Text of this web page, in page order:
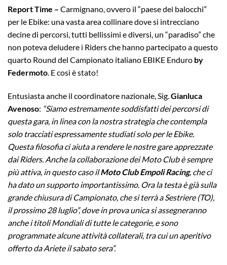
ReportTime – Carmignano, ovvero il “paese dei balocchi”
per le Ebike: una vasta area collinare dove si intrecciano
decine di percorsi, tutti bellissimi e diversi, un “paradiso” che
non poteva deludere i Riders che hanno partecipato a questo
quarto Round del Campionato italiano EBIKE Enduro by
Federmoto. E così è stato!
Entusiasta anche il coordinatore nazionale, Sig.Gianluca
Avenoso: “Siamo estremamente soddisfatti dei percorsi di
questa gara, in linea con la nostra strategia che contempla
solo tracciati espressamente studiati solo per le Ebike.
Questa filosofia ci aiuta a rendere le nostre gare apprezzate
dai Riders. Anche la collaborazione dei Moto Club è sempre
più attiva, in questo caso ilMoto Club Empoli Racing, che ci
ha dato un supporto importantissimo. Ora la testa è già sulla
grande chiusura di Campionato, che si terrà a Sestriere (TO),
il prossimo 28 luglio”, dove in prova unica si assegneranno
anche i titoli Mondiali di tutte le categorie, e sono
programmate alcune attività collaterali, tra cui un aperitivo
offerto da Ariete il sabato sera”.